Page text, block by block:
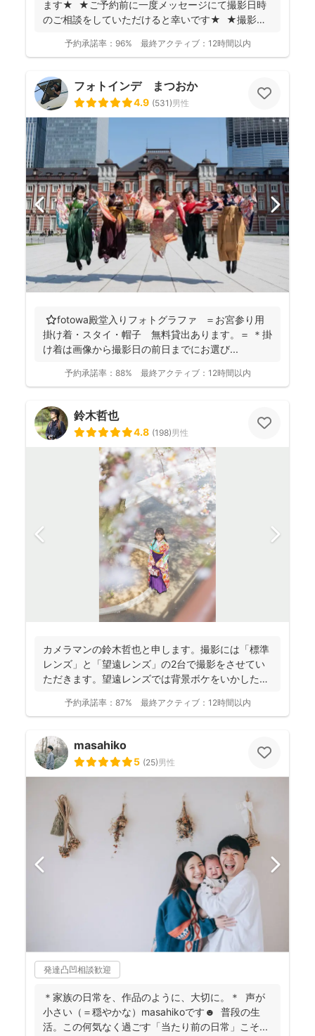
ます★ ★ご予約前に一度メッセージにて撮影日時
のご相談をしていただけると幸いです★ ★撮影に
予約承諾率： 96% 最終アクティブ： 12時間以内
フォトインデ まつおか
4.9 (531)男性
⭐️fotowa殿堂入りフォトグラファ ＝お宮参り用
掛け着・スタイ・帽子 無料貸出あります。＝ ＊掛
け着は画像から撮影日の前日までにお選び...
予約承諾率： 88% 最終アクティブ： 12時間以内
鈴木哲也
4.8 (198)男性
カメラマンの鈴木哲也と申します。撮影には「標準
レンズ」と「望遠レンズ」の2台で撮影をさせてい
ただきます。望遠レンズでは背景ボケをいかしたお
予約承諾率： 87% 最終アクティブ： 12時間以内
masahiko
5 (25)男性
発達凸凹相談歓迎
＊家族の日常を、作品のように、大切に。＊ 声が
小さい（＝穏やかな）masahikoです☻ 普段の生
活。この何気なく過ごす「当たり前の日常」こそ...